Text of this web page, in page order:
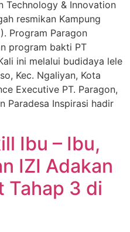
Technology & Innovation
resmikan Kampung
Program Paragon
program bakti PT
ini melalui budidaya lele
Kec. Ngaliyan, Kota
Executive PT. Paragon,
Paradesa Inspirasi hadir
Ibu – Ibu,
IZI Adakan
Tahap 3 di